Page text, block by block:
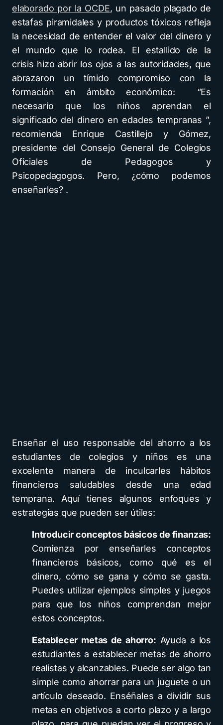
elaborado por la OCDE, un pasado plagado de
estafas piramidales y productos tóxicos refleja
la necesidad de entender el valor del dinero y
el mundo que lo rodea. El estallido de la
crisis hizo abrir los ojos a las autoridades, que
abrazaron un tímido compromiso con la
formación en ámbito económico: “Es
necesario que los niños aprendan el
significado del dinero en edades tempranas ”,
recomienda Enrique Castillejo y Gómez,
presidente del Consejo General de Colegios
Oficiales de Pedagogos y
Psicopedagogos. Pero, ¿cómo podemos
enseñarles? .
Enseñar el uso responsable del ahorro a los
estudiantes de colegios y niños es una
excelente manera de inculcarles hábitos
financieros saludables desde una edad
temprana. Aquí tienes algunos enfoques y
estrategias que pueden ser útiles:
Introducir conceptos básicos de finanzas:
Comienza por enseñarles conceptos
financieros básicos, como qué es el
dinero, cómo se gana y cómo se gasta.
Puedes utilizar ejemplos simples y juegos
para que los niños comprendan mejor
estos conceptos.
Establecer metas de ahorro: Ayuda a los
estudiantes a establecer metas de ahorro
realistas y alcanzables. Puede ser algo tan
simple como ahorrar para un juguete o un
artículo deseado. Enséñales a dividir sus
metas en objetivos a corto plazo y a largo